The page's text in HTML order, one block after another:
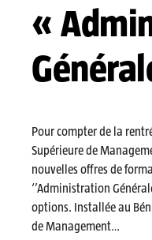
«
Pour compter de la
Supérieure de
nouvelles offres de
‘’Administration
options. Installée au
de Management…